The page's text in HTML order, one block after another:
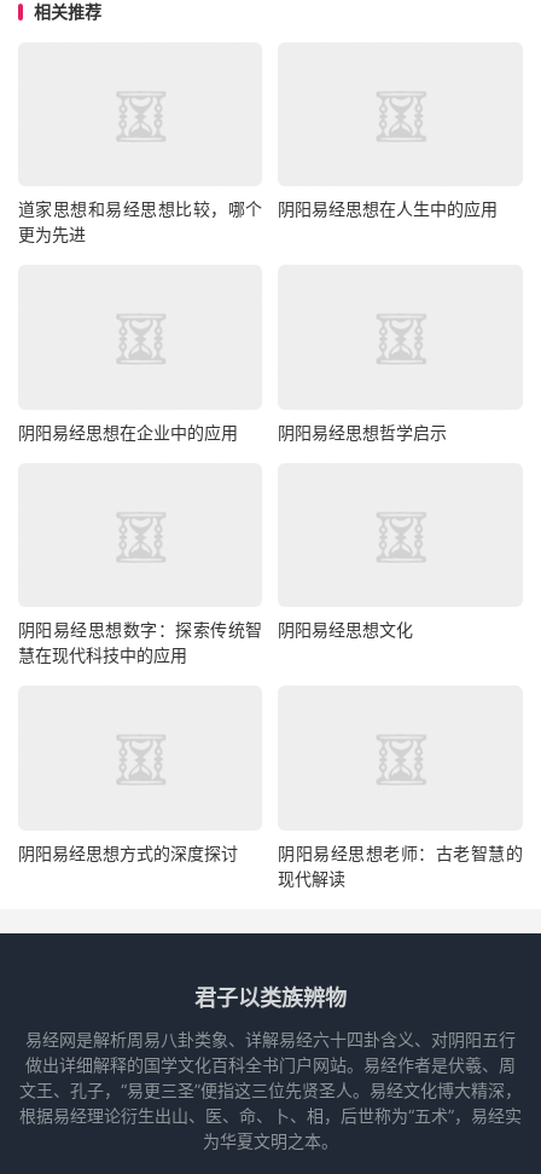
相关推荐
道家思想和易经思想比较，哪个
更为先进
阴阳易经思想在人生中的应用
阴阳易经思想在企业中的应用 阴阳易经思想哲学启示
阴阳易经思想数字：探索传统智
慧在现代科技中的应用
阴阳易经思想文化
阴阳易经思想方式的深度探讨
阴阳易经思想老师：古老智慧的
现代解读
君子以类族辨物
易经网是解析周易八卦类象、详解易经六十四卦含义、对阴阳五行
做出详细解释的国学文化百科全书门户网站。易经作者是伏羲、周
文王、孔子，“易更三圣”便指这三位先贤圣人。易经文化博大精深，
根据易经理论衍生出山、医、命、卜、相，后世称为“五术”，易经实
为华夏文明之本。